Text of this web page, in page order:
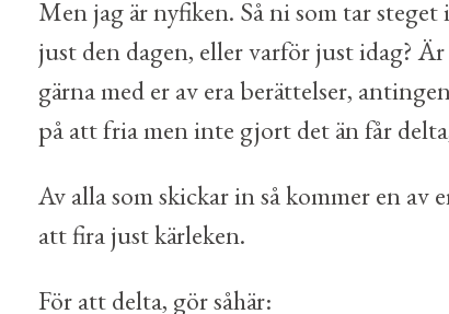
Men jag är nyfiken. Så ni som tar
just den dagen, eller varför just idag?
gärna med er av era berättelser,
på att fria men inte gjort det än får
Av alla som skickar in så kommer en av
att fira just kärleken.
För att delta, gör såhär: